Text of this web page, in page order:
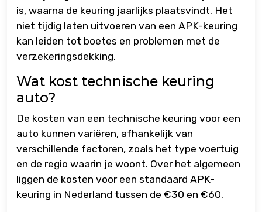
is, waarna de keuring jaarlijks plaatsvindt. Het
niet tijdig laten uitvoeren van een APK-keuring
kan leiden tot boetes en problemen met de
verzekeringsdekking.
Wat kost technische keuring
auto?
De kosten van een technische keuring voor een
auto kunnen variëren, afhankelijk van
verschillende factoren, zoals het type voertuig
en de regio waarin je woont. Over het algemeen
liggen de kosten voor een standaard APK-
keuring in Nederland tussen de €30 en €60.